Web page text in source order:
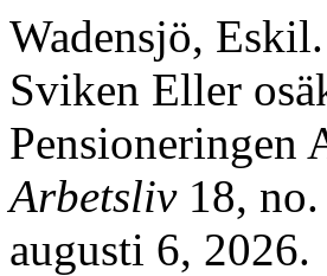
Wadensjö,
Sviken Eller
Pensioneringen
Arbetsliv18, no.
augusti 6, 2026.